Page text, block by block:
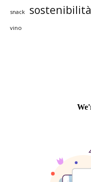
snack sostenibilità
vino